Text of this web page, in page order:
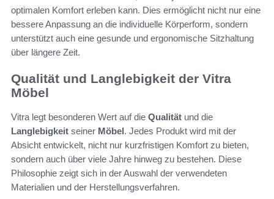
optimalen Komfort erleben kann. Dies ermöglicht nicht nur eine
bessere Anpassung an die individuelle Körperform, sondern
unterstützt auch eine gesunde und ergonomische Sitzhaltung
über längere Zeit.
Qualität und Langlebigkeit der Vitra
Möbel
Vitra legt besonderen Wert auf die Qualität und die
Langlebigkeit seiner Möbel. Jedes Produkt wird mit der
Absicht entwickelt, nicht nur kurzfristigen Komfort zu bieten,
sondern auch über viele Jahre hinweg zu bestehen. Diese
Philosophie zeigt sich in der Auswahl der verwendeten
Materialien und der Herstellungsverfahren.